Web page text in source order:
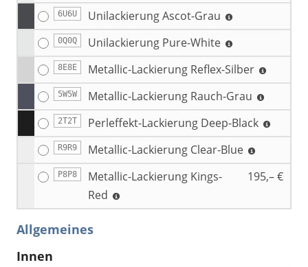
6U6U Unilackierung Ascot-Grau
0Q0Q Unilackierung Pure-White
8E8E Metallic-Lackierung Reflex-Silber
5W5W Metallic-Lackierung Rauch-Grau
2T2T Perleffekt-Lackierung Deep-Black
R9R9 Metallic-Lackierung Clear-Blue
P8P8
Metallic-Lackierung Kings-
Red
195,– €
Allgemeines
Innen